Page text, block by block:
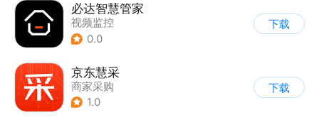
必达智慧管家
视频监控
0.0
下载
京东慧采
商家采购
1.0
下载